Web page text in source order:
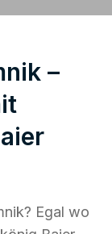
–
Egal wo